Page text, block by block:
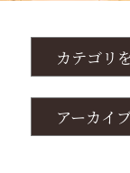
カ
ゴ
を
ア
カ